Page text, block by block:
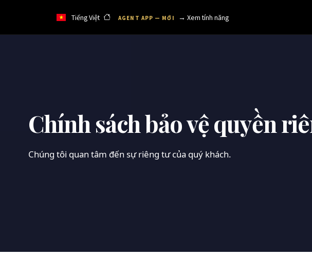
Tiếng Việt AGENT APP — MỚI → Xem tính năng
Chính sách bảo vệ quyền
Chúng tôi quan tâm đến sự riêng tư của quý khách.